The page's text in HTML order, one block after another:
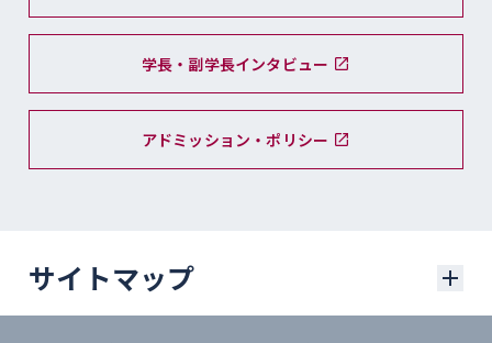
学長・副学長インタビュー
アドミッション・ポリシー
サイトマップ